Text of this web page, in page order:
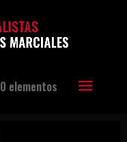
0 elementos